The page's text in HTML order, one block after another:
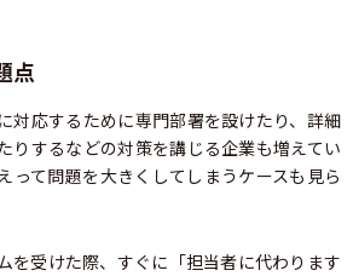
点
対応するために専門部署を設けたり、詳細
りするなどの対策を講じる企業も増えてい
って問題を大きくしてしまうケースも見ら
を受けた際、すぐに「担当者に代わります